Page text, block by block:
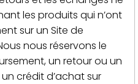
les produits qui n’ont
sur un Site de
nous réservons le
un retour ou un
crédit d’achat sur